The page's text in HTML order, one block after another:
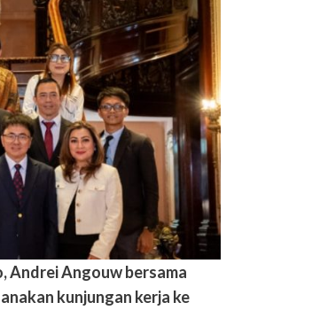
Andrei Angouw bersama
kunjungan kerja ke